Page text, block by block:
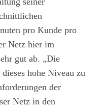
pro Kunde pro
Netz hier im
gut ab. „Die
hohe Niveau zu
der
Netz in den